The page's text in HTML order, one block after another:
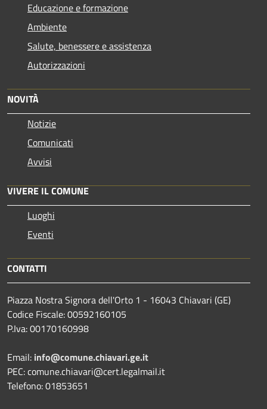
Educazione e formazione
Ambiente
Salute, benessere e assistenza
Autorizzazioni
NOVITÀ
Notizie
Comunicati
Avvisi
VIVERE IL COMUNE
Luoghi
Eventi
CONTATTI
Piazza Nostra Signora dell'Orto 1 - 16043 Chiavari (GE)
Codice Fiscale: 00592160105
P.Iva: 00170160998
Email: info@comune.chiavari.ge.it
PEC: comune.chiavari@cert.legalmail.it
Telefono: 01853651